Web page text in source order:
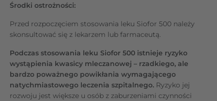
Środki ostrożności:
Przed rozpoczęciem stosowania leku Siofor 500 należy
skonsultować się z lekarzem lub farmaceutą.
Podczas stosowania leku Siofor 500 istnieje ryzyko
wystąpienia kwasicy mleczanowej – rzadkiego, ale
bardzo poważnego powikłania wymagającego
natychmiastowego leczenia szpitalnego. Ryzyko jej
rozwoju jest większe u osób z zaburzeniami czynności